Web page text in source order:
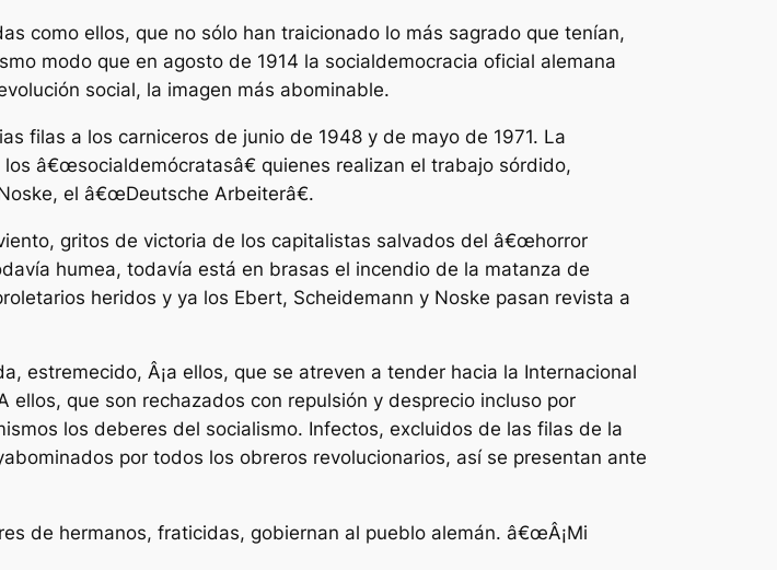
como ellos, que no sólo han traicionado lo más sagrado que tenían,
modo que en agosto de 1914 la socialdemocracia oficial alemana
social, la imagen más abominable.
filas a los carniceros de junio de 1948 y de mayo de 1971. La
â€œsocialdemócratasâ€ quienes realizan el trabajo sórdido,
el â€œDeutsche Arbeiterâ€.
gritos de victoria de los capitalistas salvados del â€œhorror
humea, todavía está en brasas el incendio de la matanza de
heridos y ya los Ebert, Scheidemann y Noske pasan revista a
estremecido, Â¡a ellos, que se atreven a tender hacia la Internacional
que son rechazados con repulsión y desprecio incluso por
los deberes del socialismo. Infectos, excluidos de las filas de la
por todos los obreros revolucionarios, así se presentan ante
de hermanos, fraticidas, gobiernan al pueblo alemán. â€œÂ¡Mi